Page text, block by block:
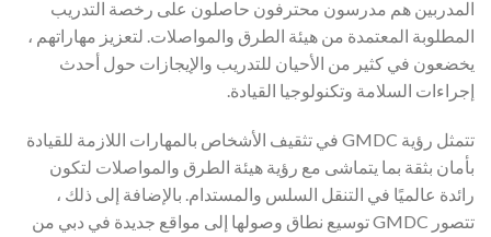
المدربين هم مدرسون محترفون حاصلون على رخصة التدريب
المطلوبة المعتمدة من هيئة الطرق والمواصلات. لتعزيز مهاراتهم ،
يخضعون في كثير من الأحيان للتدريب والإيجازات حول أحدث
إجراءات السلامة وتكنولوجيا القيادة.
تتمثل رؤية GMDC في تثقيف الأشخاص بالمهارات اللازمة للقيادة
بأمان بثقة بما يتماشى مع رؤية هيئة الطرق والمواصلات لتكون
رائدة عالميًا في التنقل السلس والمستدام. بالإضافة إلى ذلك ،
تتصور GMDC توسيع نطاق وصولها إلى مواقع جديدة في دبي من